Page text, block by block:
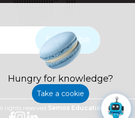
Hungry for knowledge?
Take a cookie
Subscribe
rights reserved Semos Education